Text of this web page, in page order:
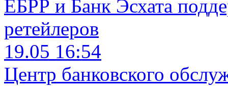
ЕБРР и Банк Эсхата
ретейлеров
19.05 16:54
Центр банковского